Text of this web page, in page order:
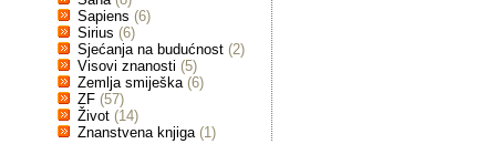
Sapiens (6)
Sirius (6)
Sjećanja na budućnost (2)
Visovi znanosti (5)
Zemlja smiješka (6)
ZF (57)
Život (14)
Znanstvena knjiga (1)